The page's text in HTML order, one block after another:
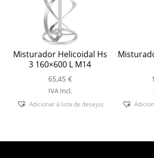
Misturador Helicoidal Hs
3 160×600 L M14
65,45 €
IVA Incl.
Adicionar á lista de desejos